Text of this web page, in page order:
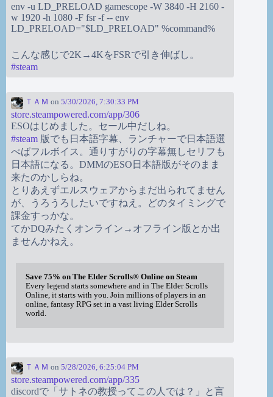
env -u LD_PRELOAD gamescope -W 3840 -H 2160 -
w 1920 -h 1080 -F fsr -f -- env
LD_PRELOAD="$LD_PRELOAD" %command%
こんな感じで2K→4KをFSRで引き伸ばし。
#steam
ＴＡＭ on 5/30/2026, 7:30:33 PM
store.steampowered.com/app/306
ESOはじめました。セール中だしね。
#steam 版でも日本語字幕、ランチャーで日本語選
べばフルボイス。通りすがりの字幕無しセリフも
日本語になる。DMMのESO日本語版がそのまま
来たのかしらね。
とりあえずエルスウェアからまだ出られてません
が、うろうろしたいですねえ。どのタイミングで
課金すっかな。
てかDQみたくオンライン→オフライン版とか出
ませんかねえ。
Save 75% on The Elder Scrolls® Online on Steam
Every legend starts somewhere and in The Elder Scrolls
Online, it starts with you. Join millions of players in an
online, fantasy RPG set in a vast living Elder Scrolls
world.
ＴＡＭ on 5/28/2026, 6:25:04 PM
store.steampowered.com/app/335
discordで「サトネの教授ってこの人では？」と言